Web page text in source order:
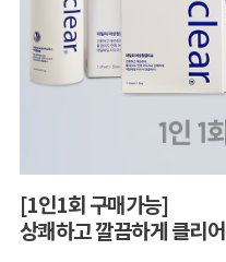
[1인1회 구매가능]
상쾌하고 깔끔하게 클리어